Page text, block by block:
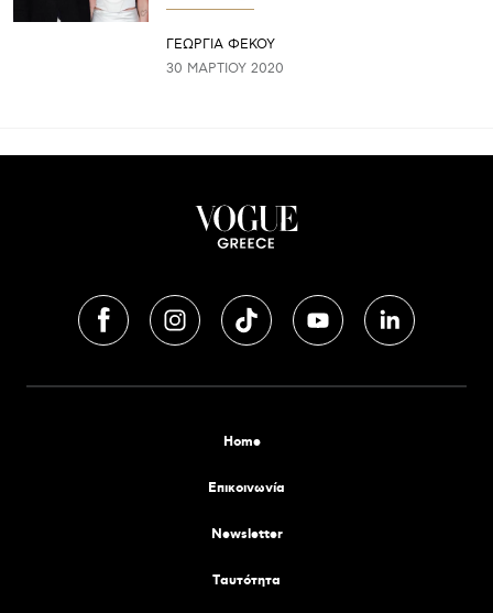
ΓΕΩΡΓΙΑ ΦΕΚΟΥ
30 ΜΑΡΤΊΟΥ 2020
Home
Επικοινωνία
Newsletter
Tαυτότητα